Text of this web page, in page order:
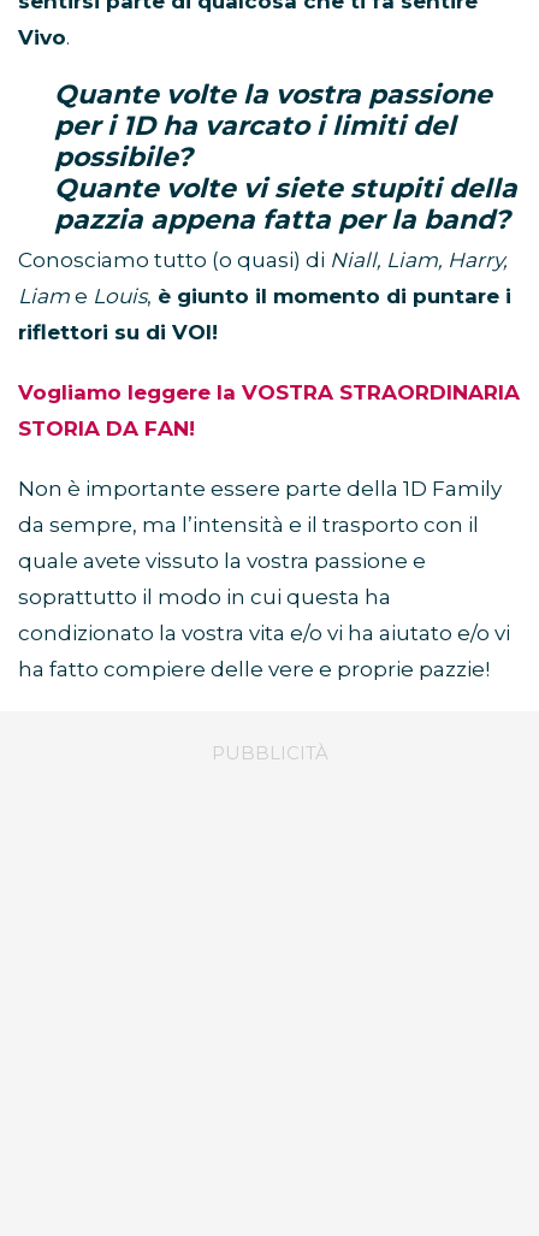
Vivo.
Quante volte la vostra passione
per i 1D ha varcato i limiti del
possibile?
Quante volte vi siete stupiti della
pazzia appena fatta per la band?
Conosciamo tutto (o quasi) di Niall, Liam, Harry,
Liam e Louis, è giunto il momento di puntare i
riflettori su di VOI!
Vogliamo leggere la VOSTRA STRAORDINARIA
STORIA DA FAN!
Non è importante essere parte della 1D Family
da sempre, ma l’intensità e il trasporto con il
quale avete vissuto la vostra passione e
soprattutto il modo in cui questa ha
condizionato la vostra vita e/o vi ha aiutato e/o vi
ha fatto compiere delle vere e proprie pazzie!